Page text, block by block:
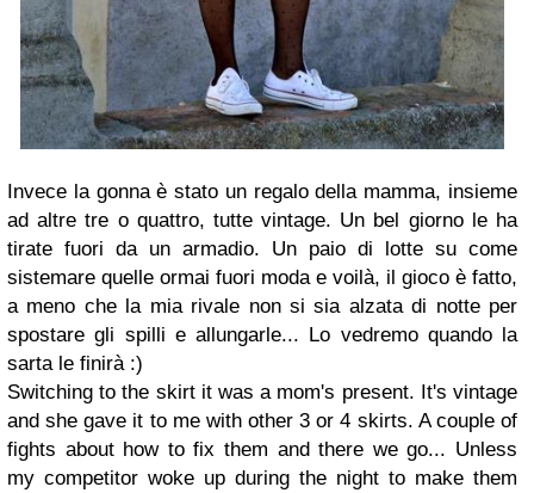
Invece la gonna è stato un regalo della mamma, insieme
ad altre tre o quattro, tutte vintage. Un bel giorno le ha
tirate fuori da un armadio. Un paio di lotte su come
sistemare quelle ormai fuori moda e voilà, il gioco è fatto,
a meno che la mia rivale non si sia alzata di notte per
spostare gli spilli e allungarle... Lo vedremo quando la
sarta le finirà :)
Switching to the skirt it was a mom's present. It's vintage
and she gave it to me with other 3 or 4 skirts. A couple of
fights about how to fix them and there we go... Unless
my competitor woke up during the night to make them